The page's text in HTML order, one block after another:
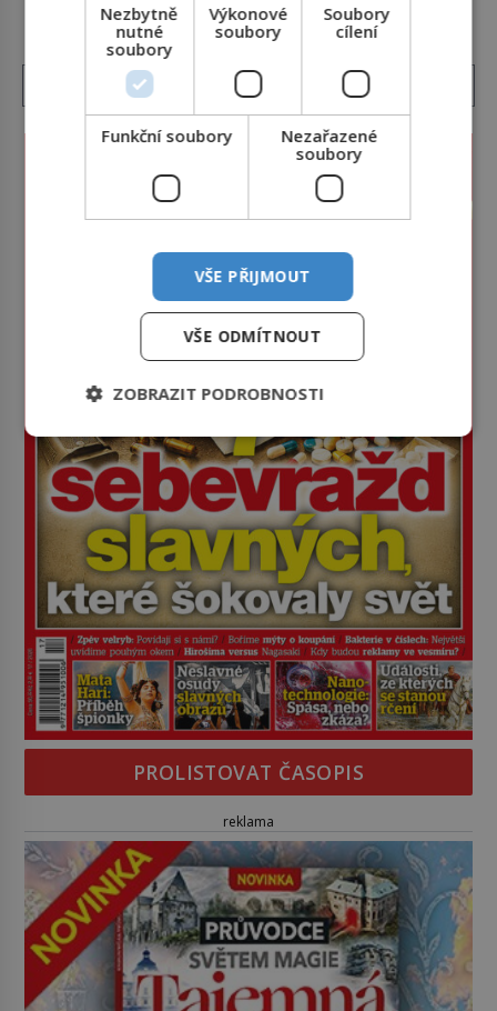
vámi. Říká se jim bioindikátory […]
PROLISTOVAT ČASOPIS
reklama
Nezbytně
nutné
soubory
Výkonové
soubory
Soubory
cílení
Funkční soubory
Nezařazené
soubory
VŠE PŘIJMOUT
VŠE ODMÍTNOUT
ZOBRAZIT PODROBNOSTI